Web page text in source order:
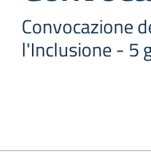
Convocazione
l'Inclusione - 5